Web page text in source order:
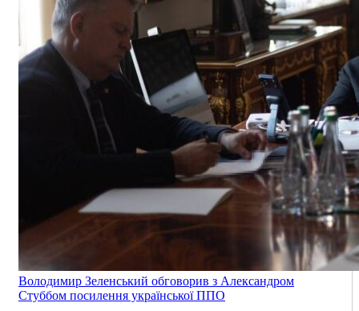
Володимир Зеленський обговорив з Александром
Стуббом посилення української ППО